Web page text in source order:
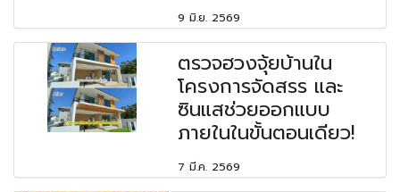
9 มิ.ย. 2569
ตรวจฮวงจุ้ยบ้านใน
โครงการจัดสรร และ
ซินแสช่วยออกแบบ
ภายในในขั้นตอนเดียว!
7 มี.ค. 2569